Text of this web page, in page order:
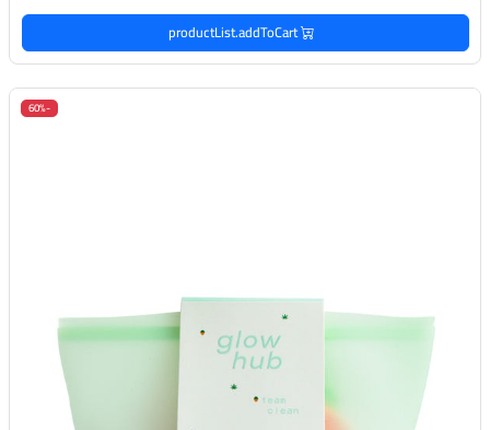
productList.addToCart
-60%